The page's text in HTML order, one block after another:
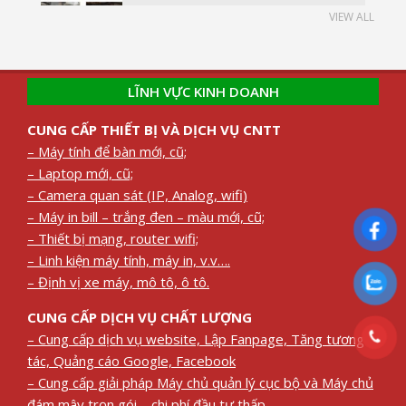
VIEW ALL
LĨNH VỰC KINH DOANH
CUNG CẤP THIẾT BỊ VÀ DỊCH VỤ CNTT
– Máy tính để bàn mới, cũ;
– Laptop mới, cũ;
– Camera quan sát (IP, Analog, wifi)
– Máy in bill – trắng đen – màu mới, cũ;
– Thiết bị mạng, router wifi;
– Linh kiện máy tính, máy in, v.v….
– Định vị xe máy, mô tô, ô tô.
CUNG CẤP DỊCH VỤ CHẤT LƯỢNG
– Cung cấp dịch vụ website, Lập Fanpage, Tăng tương
tác, Quảng cáo Google, Facebook
– Cung cấp giải pháp Máy chủ quản lý cục bộ và Máy chủ